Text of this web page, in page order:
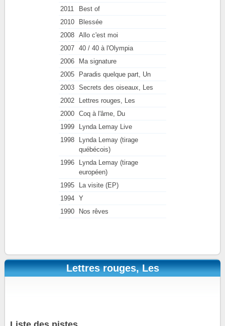
2011
Best of
2010
Blessée
2008 Allo c'est moi
2007 40 / 40 à l'Olympia
2006
Ma signature
2005
Paradis quelque part, Un
2003 Secrets des oiseaux, Les
2002
Lettres rouges, Les
2000 Coq à l'âme, Du
1999
Lynda Lemay Live
1998
Lynda Lemay (tirage
québécois)
1996
Lynda Lemay (tirage
européen)
1995
La visite (EP)
1994 Y
1990
Nos rêves
Lettres rouges, Les